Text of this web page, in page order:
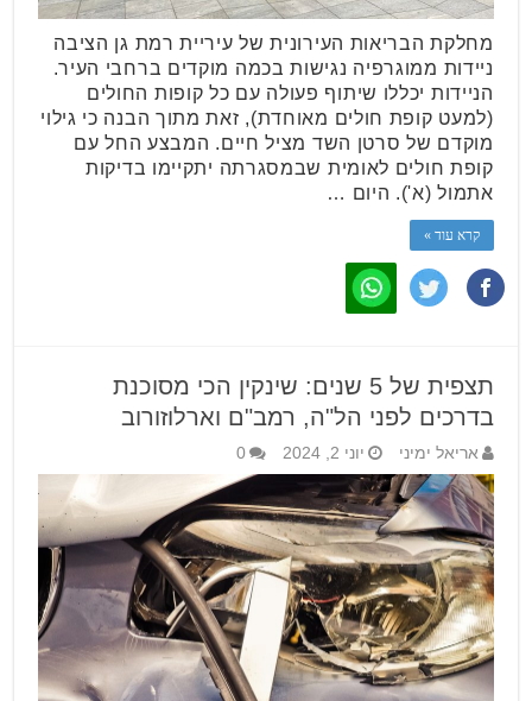
מחלקת הבריאות העירונית של עיריית רמת גן הציבה
ניידות ממוגרפיה נגישות בכמה מוקדים ברחבי העיר.
הניידות יכללו שיתוף פעולה עם כל קופות החולים
(למעט קופת חולים מאוחדת), זאת מתוך הבנה כי גילוי
מוקדם של סרטן השד מציל חיים. המבצע החל עם
קופת חולים לאומית שבמסגרתה יתקיימו בדיקות
אתמול (א'). היום …
קרא עוד »
תצפית של 5 שנים: שינקין הכי מסוכנת
בדרכים לפני הל"ה, רמב"ם וארלוזורוב
אריאל ימיני יוני 2, 2024 0